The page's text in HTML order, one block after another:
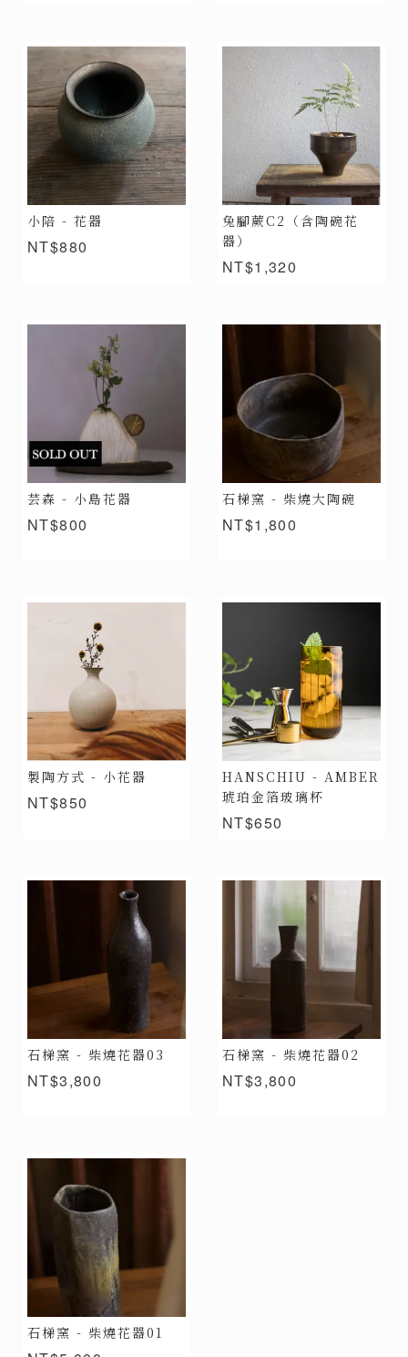
小陪 - 花器
NT$880
兔腳蕨C2（含陶碗花
器）
NT$1,320
芸森 - 小島花器
NT$800
石梯窯 - 柴燒大陶碗
NT$1,800
製陶方式 - 小花器
NT$850
HANSCHIU - AMBER
琥珀金箔玻璃杯
NT$650
石梯窯 - 柴燒花器03
NT$3,800
石梯窯 - 柴燒花器02
NT$3,800
石梯窯 - 柴燒花器01